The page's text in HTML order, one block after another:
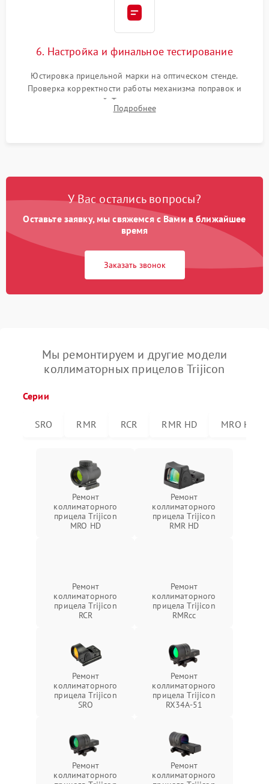
6. Настройка и финальное тестирование
Юстировка прицельной марки на оптическом стенде.
Проверка корректности работы механизма поправок и
отсутствия искажений. Тестирование прицела на ударном
стенде для подтверждения устойчивости к отдаче оружия и
Подробнее
У Вас остались вопросы?
Оставьте заявку, мы свяжемся с Вами в ближайшее
время
Заказать звонок
Мы ремонтируем и другие модели
коллиматорных прицелов Trijicon
Серии
SRO RMR RCR RMR HD MRO HD
Ремонт
коллиматорного
прицела Trijicon
MRO HD
Ремонт
коллиматорного
прицела Trijicon
RMR HD
Ремонт
коллиматорного
прицела Trijicon
RCR
Ремонт
коллиматорного
прицела Trijicon
RMRcc
Ремонт
коллиматорного
прицела Trijicon
SRO
Ремонт
коллиматорного
прицела Trijicon
RX34A-51
Ремонт
коллиматорного
Ремонт
коллиматорного